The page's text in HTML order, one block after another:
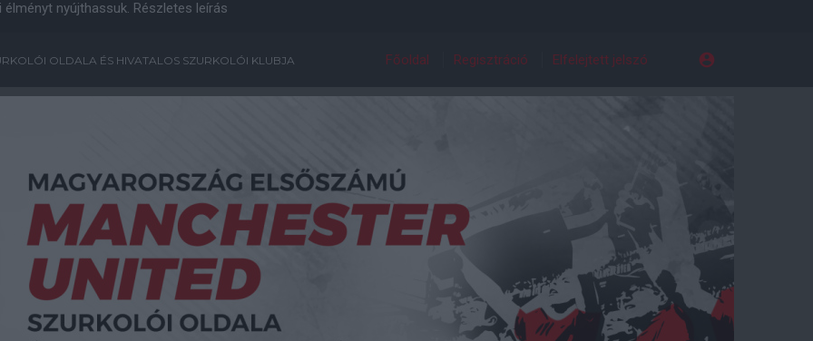
nyújthassuk. Részletes leírás
OLDALA ÉS HIVATALOS SZURKOLÓI KLUBJA Főoldal Regisztráció Elfelejtett jelszó